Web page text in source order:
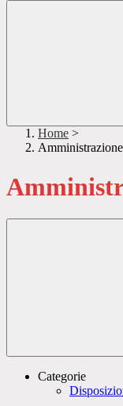
Home >
Categorie